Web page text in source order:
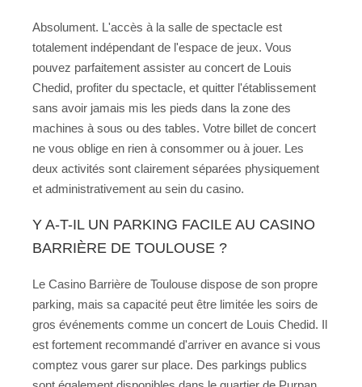
Absolument. L'accès à la salle de spectacle est
totalement indépendant de l'espace de jeux. Vous
pouvez parfaitement assister au concert de Louis
Chedid, profiter du spectacle, et quitter l'établissement
sans avoir jamais mis les pieds dans la zone des
machines à sous ou des tables. Votre billet de concert
ne vous oblige en rien à consommer ou à jouer. Les
deux activités sont clairement séparées physiquement
et administrativement au sein du casino.
Y A-T-IL UN PARKING FACILE AU CASINO
BARRIÈRE DE TOULOUSE ?
Le Casino Barrière de Toulouse dispose de son propre
parking, mais sa capacité peut être limitée les soirs de
gros événements comme un concert de Louis Chedid. Il
est fortement recommandé d'arriver en avance si vous
comptez vous garer sur place. Des parkings publics